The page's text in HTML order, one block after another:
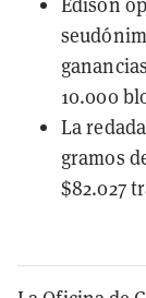
10.000
La
gramos
$82.027